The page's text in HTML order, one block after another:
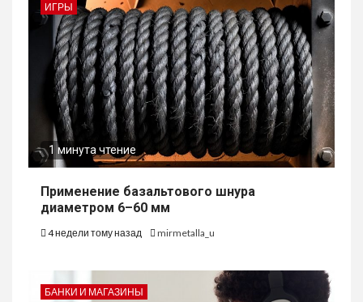
ИГРЫ
1 минута чтение
Применение базальтового шнура
диаметром 6–60 мм
4 недели тому назад mirmetalla_u
БАНКИ И МАГАЗИНЫ